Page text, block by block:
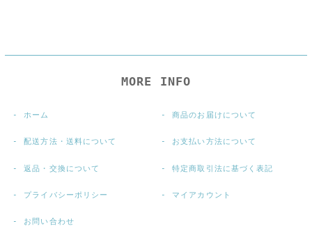
MORE INFO
ホーム 商品のお届けについて
配送方法・送料について お支払い方法について
返品・交換について 特定商取引法に基づく表記
プライバシーポリシー マイアカウント
お問い合わせ